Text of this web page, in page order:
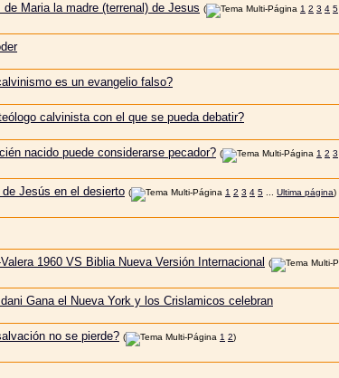
de Maria la madre (terrenal) de Jesus ( 1 2 3 4 5
es un evangelio falso?
calvinista con el que se pueda debatir?
nacido puede considerarse pecador? ( 1 2 3
de Jesús en el desierto ( 1 2 3 4 5 Ultima página)
1960 VS Biblia Nueva Versión Internacional (
Gana el Nueva York y los Crislamicos celebran
no se pierde? ( 1 2)